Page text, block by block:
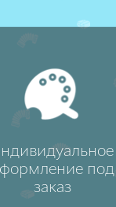
под
заказ